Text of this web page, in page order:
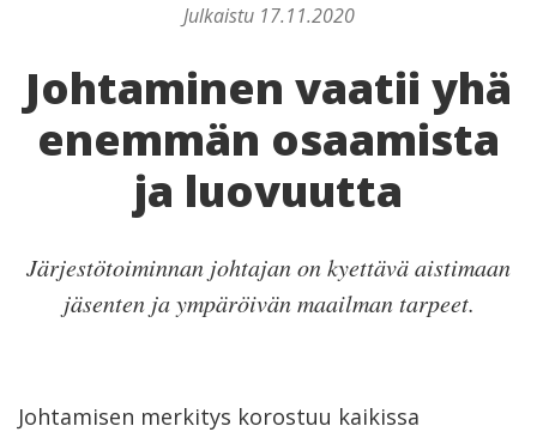
Julkaistu 17.11.2020
Johtaminen vaatii yhä
enemmän osaamista
ja luovuutta
Järjestötoiminnan johtajan on kyettävä aistimaan
jäsenten ja ympäröivän maailman tarpeet.
Johtamisen merkitys korostuu kaikissa